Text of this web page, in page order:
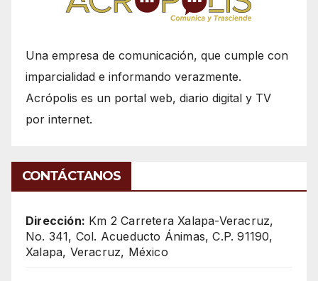
Una empresa de comunicación, que cumple con
imparcialidad e informando verazmente.
Acrópolis es un portal web, diario digital y TV
por internet.
CONTÁCTANOS
Dirección: Km 2 Carretera Xalapa-Veracruz,
No. 341, Col. Acueducto Ánimas, C.P. 91190,
Xalapa, Veracruz, México